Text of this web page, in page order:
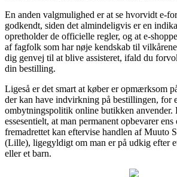
En anden valgmulighed er at se hvorvidt e-
godkendt, siden det almindeligvis er en
opretholder de officielle regler, og at e-
af fagfolk som har nøje kendskab til
dig genvej til at blive assisteret, ifald du
din bestilling.
Ligeså er det smart at køber er opmærksom
der kan have indvirkning på bestillingen, for
ombytningspolitik online butikken anvender.
essesentielt, at man permanent opbevarer
fremadrettet kan eftervise handlen af Muuto
(Lille), ligegyldigt om man er på udkig efter
eller et barn.